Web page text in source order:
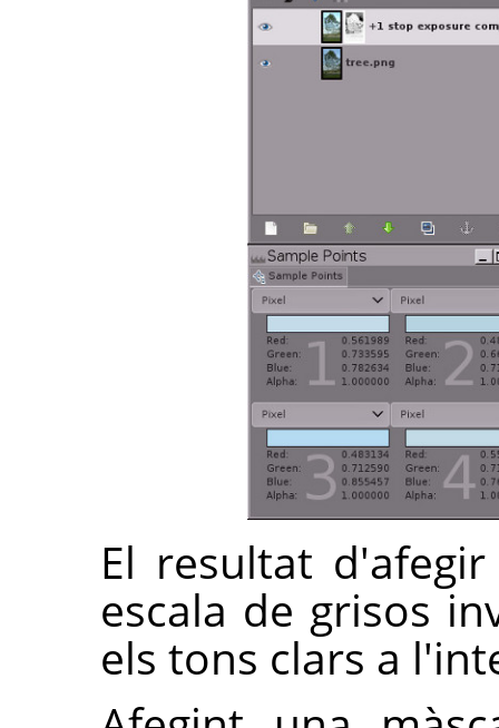
El resultat
escala de grisos
els tons clars a